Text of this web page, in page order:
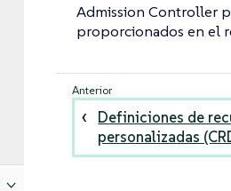
Admission Controller
proporcionados en el
Definiciones de
personalizadas